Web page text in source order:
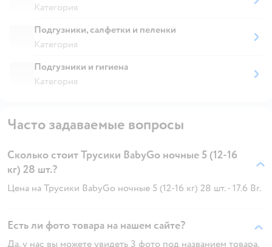
Категория
Подгузники, салфетки и пеленки
Категория
Подгузники и гигиена
Категория
Часто задаваемые вопросы
Сколько стоит Трусики BabyGo ночные 5 (12-16
кг) 28 шт.?
Цена на Трусики BabyGo ночные 5 (12-16 кг) 28 шт. - 17.6 Br.
Есть ли фото товара на нашем сайте?
Да, у нас вы можете увидеть 3 фото под названием товара.